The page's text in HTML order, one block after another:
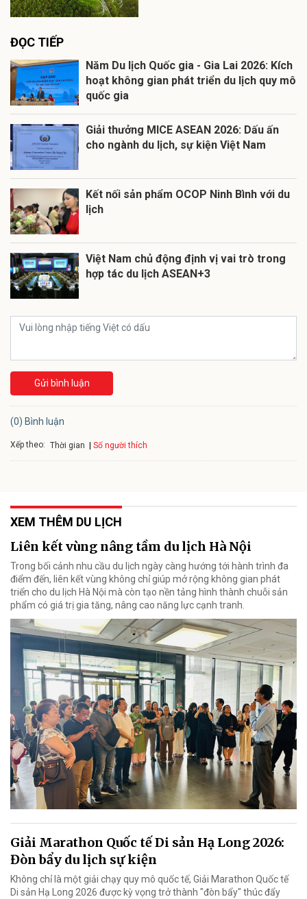
ĐỌC TIẾP
Năm Du lịch Quốc gia - Gia Lai 2026: Kích
hoạt không gian phát triển du lịch quy mô
quốc gia
Giải thưởng MICE ASEAN 2026: Dấu ấn
cho ngành du lịch, sự kiện Việt Nam
Kết nối sản phẩm OCOP Ninh Bình với du
lịch
Việt Nam chủ động định vị vai trò trong
hợp tác du lịch ASEAN+3
Gửi bình luận
(0) Bình luận
Xếp theo: Thời gian Số người thích
XEM THÊM DU LỊCH
Liên kết vùng nâng tầm du lịch Hà Nội
Trong bối cảnh nhu cầu du lịch ngày càng hướng tới hành trình đa
điểm đến, liên kết vùng không chỉ giúp mở rộng không gian phát
triển cho du lịch Hà Nội mà còn tạo nền tảng hình thành chuỗi sản
phẩm có giá trị gia tăng, nâng cao năng lực cạnh tranh.
Giải Marathon Quốc tế Di sản Hạ Long 2026:
Đòn bẩy du lịch sự kiện
Không chỉ là một giải chạy quy mô quốc tế, Giải Marathon Quốc tế
Di sản Hạ Long 2026 được kỳ vọng trở thành "đòn bẩy" thúc đẩy